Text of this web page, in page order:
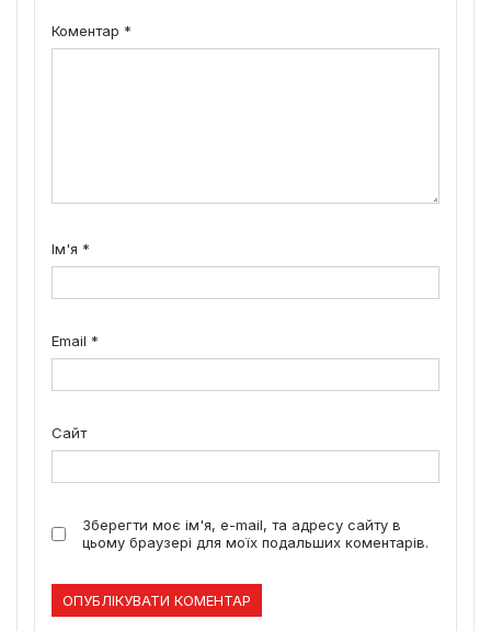
Коментар *
Ім'я *
Email *
Сайт
Зберегти моє ім'я, e-mail, та адресу сайту в
цьому браузері для моїх подальших коментарів.